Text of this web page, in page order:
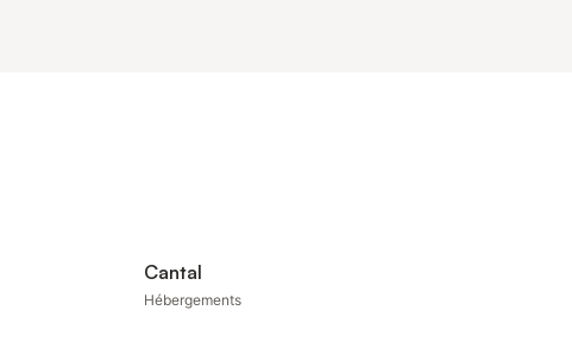
Cantal
Hébergements